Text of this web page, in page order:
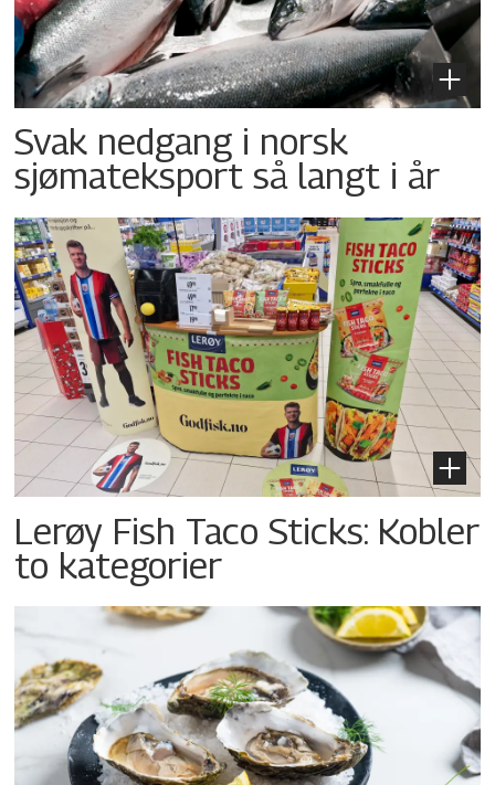
Svak nedgang i norsk
sjømateksport så langt i år
Lerøy Fish Taco Sticks: Kobler
to kategorier